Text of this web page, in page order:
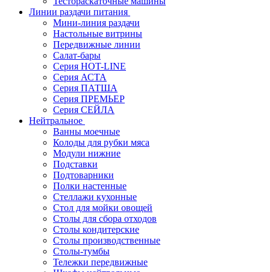
Линии раздачи питания
Мини-линия раздачи
Настольные витрины
Передвижные линии
Салат-бары
Серия HOT-LINE
Серия АСТА
Серия ПАТША
Серия ПРЕМЬЕР
Серия СЕЙЛА
Нейтральное
Ванны моечные
Колоды для рубки мяса
Модули нижние
Подставки
Подтоварники
Полки настенные
Стеллажи кухонные
Стол для мойки овощей
Столы для сбора отходов
Столы кондитерские
Столы производственные
Столы-тумбы
Тележки передвижные